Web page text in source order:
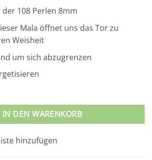
108 Perlen 8mm
Mala öffnet uns das Tor zu
Weisheit
um sich abzugrenzen
IN DEN WARENKORB